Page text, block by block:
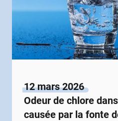
12 mars 2026
Odeur de chlore
causée par la fonte